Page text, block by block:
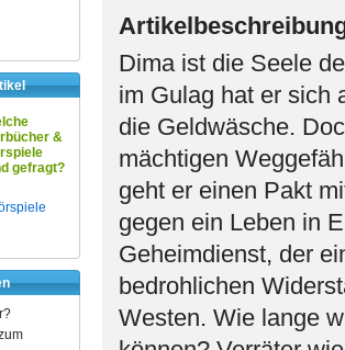
&
gefragt?
Dima ist die Seele
im Gulag hat er sich
die Geldwäsche.
mächtigen
geht er einen Pakt
gegen ein Leben in
Geheimdienst, der
bedrohlichen
Westen. Wie lange